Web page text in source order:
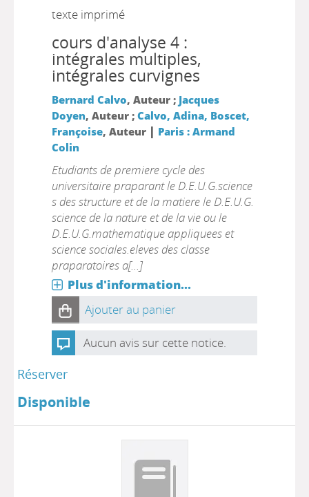
texte imprimé
cours d'analyse 4 :
intégrales multiples,
intégrales curvignes
Bernard Calvo, Auteur ; Jacques
Doyen, Auteur ; Calvo, Adina, Boscet,
Françoise, Auteur | Paris : Armand
Colin
Etudiants de premiere cycle des
universitaire praparant le D.E.U.G.science
s des structure et de la matiere le D.E.U.G.
science de la nature et de la vie ou le
D.E.U.G.mathematique appliquees et
science sociales.eleves des classe
praparatoires a[...]
Plus d'information...
Ajouter au panier
Aucun avis sur cette notice.
Réserver
Disponible